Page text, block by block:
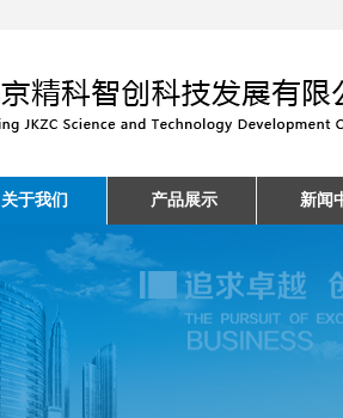
关于我们 产品展示 新闻